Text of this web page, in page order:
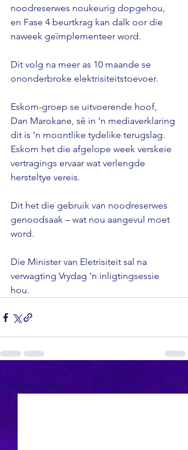
noodreserwes noukeurig dopgehou,
en Fase 4 beurtkrag kan dalk oor die
naweek geïmplementeer word.
Dit volg na meer as 10 maande se
ononderbroke elektrisiteitstoevoer.
Eskom-groep se uitvoerende hoof,
Dan Marokane, sê in ‘n mediaverklaring
dit is ‘n moontlike tydelike terugslag.
Eskom het die afgelope week verskeie
vertragings ervaar wat verlengde
hersteltye vereis.
Dit het die gebruik van noodreserwes
genoodsaak – wat nou aangevul moet
word.
Die Minister van Eletrisiteit sal na
verwagting Vrydag ‘n inligtingsessie
hou.
Recent Posts See All